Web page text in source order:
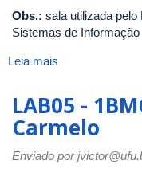
Obs.: sala utilizada
Sistemas de Informação
Leia mais
1BMC206
(PET)
Monte
LAB05 -
Carmelo
Enviado por